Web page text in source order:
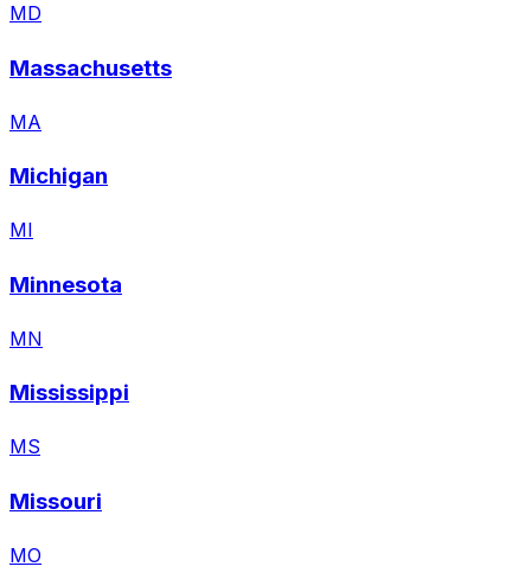
MD
Massachusetts
MA
Michigan
MI
Minnesota
MN
Mississippi
MS
Missouri
MO